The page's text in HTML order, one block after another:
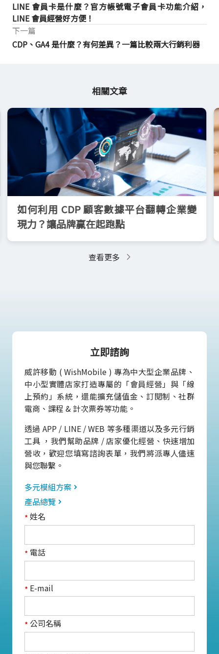
LINE 會員卡是什麼？官方帳號電子會員卡功能介紹，
LINE 會員經營好方便！
CDP、GA4 是什麼？有何差異？一篇比較兩大行銷利器
下一篇
相關文章
如何利用 CDP 顧客數據平台翻轉企業變
現力？讓品牌贏在起跑點
查看更多
立即諮詢
威許移動 ( WishMobile ) 專為中大型企業品牌、
中小型實體店家打造專屬的「會員經營」與「線
上預約」系統，還能擴充儲值金、訂閱制、社群
電商、課程 & 計次票券等功能。
透過 APP / LINE / WEB 等多種渠道以及多元行銷
工具 ，我們幫助品牌 / 店家優化經營、快速增加
營收，歡迎您填寫諮詢表單，我們將派專人儘速
與您聯繫。
多元模組方案
產品總覽
*姓名
* 電話
* E-mail
* 公司名稱